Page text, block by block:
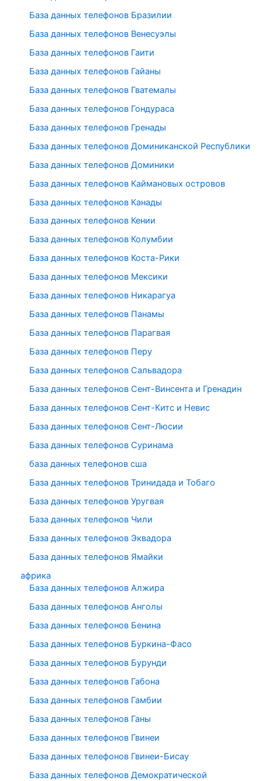
База данных телефонов Бразилии
База данных телефонов Венесуэлы
База данных телефонов Гаити
База данных телефонов Гайаны
База данных телефонов Гватемалы
База данных телефонов Гондураса
База данных телефонов Гренады
База данных телефонов Доминиканской Республики
База данных телефонов Доминики
База данных телефонов Каймановых островов
База данных телефонов Канады
База данных телефонов Кении
База данных телефонов Колумбии
База данных телефонов Коста-Рики
База данных телефонов Мексики
База данных телефонов Никарагуа
База данных телефонов Панамы
База данных телефонов Парагвая
База данных телефонов Перу
База данных телефонов Сальвадора
База данных телефонов Сент-Винсента и Гренадин
База данных телефонов Сент-Китс и Невис
База данных телефонов Сент-Люсии
База данных телефонов Суринама
база данных телефонов сша
База данных телефонов Тринидада и Тобаго
База данных телефонов Уругвая
База данных телефонов Чили
База данных телефонов Эквадора
База данных телефонов Ямайки
африка
База данных телефонов Алжира
База данных телефонов Анголы
База данных телефонов Бенина
База данных телефонов Буркина-Фасо
База данных телефонов Бурунди
База данных телефонов Габона
База данных телефонов Гамбии
База данных телефонов Ганы
База данных телефонов Гвинеи
База данных телефонов Гвинеи-Бисау
База данных телефонов Демократической